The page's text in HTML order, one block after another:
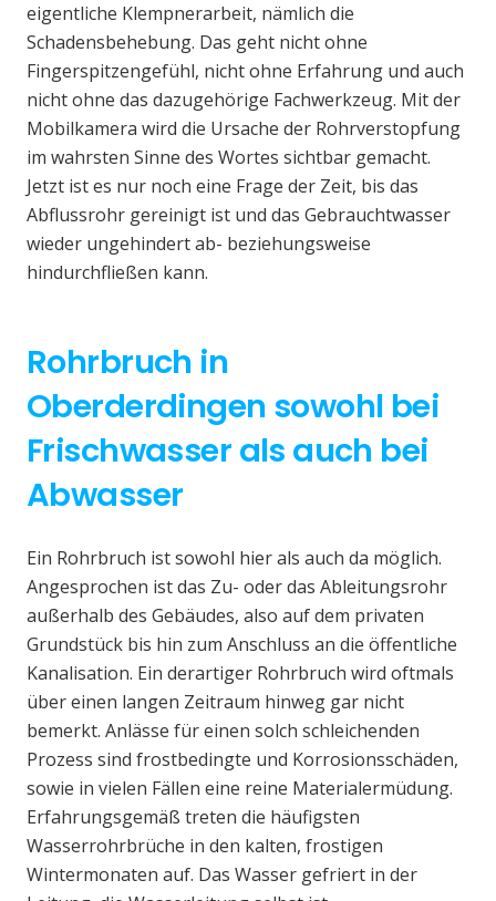
eigentliche Klempnerarbeit, nämlich die
Schadensbehebung. Das geht nicht ohne
Fingerspitzengefühl, nicht ohne Erfahrung und auch
nicht ohne das dazugehörige Fachwerkzeug. Mit der
Mobilkamera wird die Ursache der Rohrverstopfung
im wahrsten Sinne des Wortes sichtbar gemacht.
Jetzt ist es nur noch eine Frage der Zeit, bis das
Abflussrohr gereinigt ist und das Gebrauchtwasser
wieder ungehindert ab- beziehungsweise
hindurchfließen kann.
Rohrbruch in
Oberderdingen sowohl bei
Frischwasser als auch bei
Abwasser
Ein Rohrbruch ist sowohl hier als auch da möglich.
Angesprochen ist das Zu- oder das Ableitungsrohr
außerhalb des Gebäudes, also auf dem privaten
Grundstück bis hin zum Anschluss an die öffentliche
Kanalisation. Ein derartiger Rohrbruch wird oftmals
über einen langen Zeitraum hinweg gar nicht
bemerkt. Anlässe für einen solch schleichenden
Prozess sind frostbedingte und Korrosionsschäden,
sowie in vielen Fällen eine reine Materialermüdung.
Erfahrungsgemäß treten die häufigsten
Wasserrohrbrüche in den kalten, frostigen
Wintermonaten auf. Das Wasser gefriert in der